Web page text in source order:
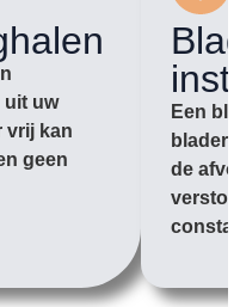
uw
vrij kan
geen
Een
de